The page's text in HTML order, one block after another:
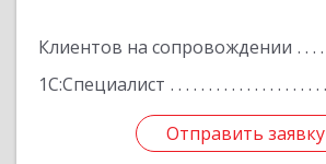
Клиентов на сопровождении
1С:Специалист
Отправить заявку
Отправить заявку